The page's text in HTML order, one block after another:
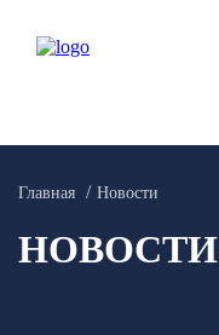
Главная Новости
НОВОСТИ